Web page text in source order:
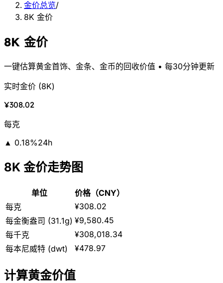
金价总览/
8K 金价
8K 金价
一键估算黄金首饰、金条、金币的回收价值 • 每30分钟更新
实时金价 (8K)
¥308.02
每克
▲ 0.18%24h
8K 金价走势图
单位
价格（CNY）
每克
¥308.02
每金衡盎司 (31.1g) ¥9,580.45
每千克
¥308,018.34
每本尼威特 (dwt)
¥478.97
计算黄金价值